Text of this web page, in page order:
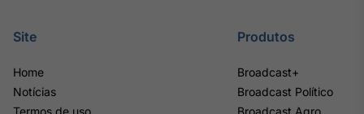
Investimentos
Site
Home
Notícias
Termos de uso
Produtos
Broadcast+
Broadcast Político
Broadcast Agro